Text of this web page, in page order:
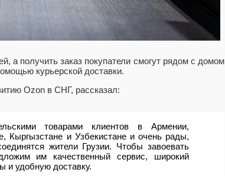
а получить заказ покупатели смогут рядом с домом
курьерской доставки.
Ozon в СНГ, рассказал:
товарами клиентов в Армении,
Кыргызстане и Узбекистане и очень рады,
жители Грузии. Чтобы завоевать
им качественный сервис, широкий
и удобную доставку.